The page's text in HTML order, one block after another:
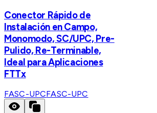
Conector Rápido de
Instalación en Campo,
Monomodo, SC/UPC, Pre-
Pulido, Re-Terminable,
Ideal para Aplicaciones
FTTx
FASC-UPCFASC-UPC